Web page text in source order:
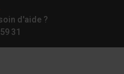
d'aide ?
31